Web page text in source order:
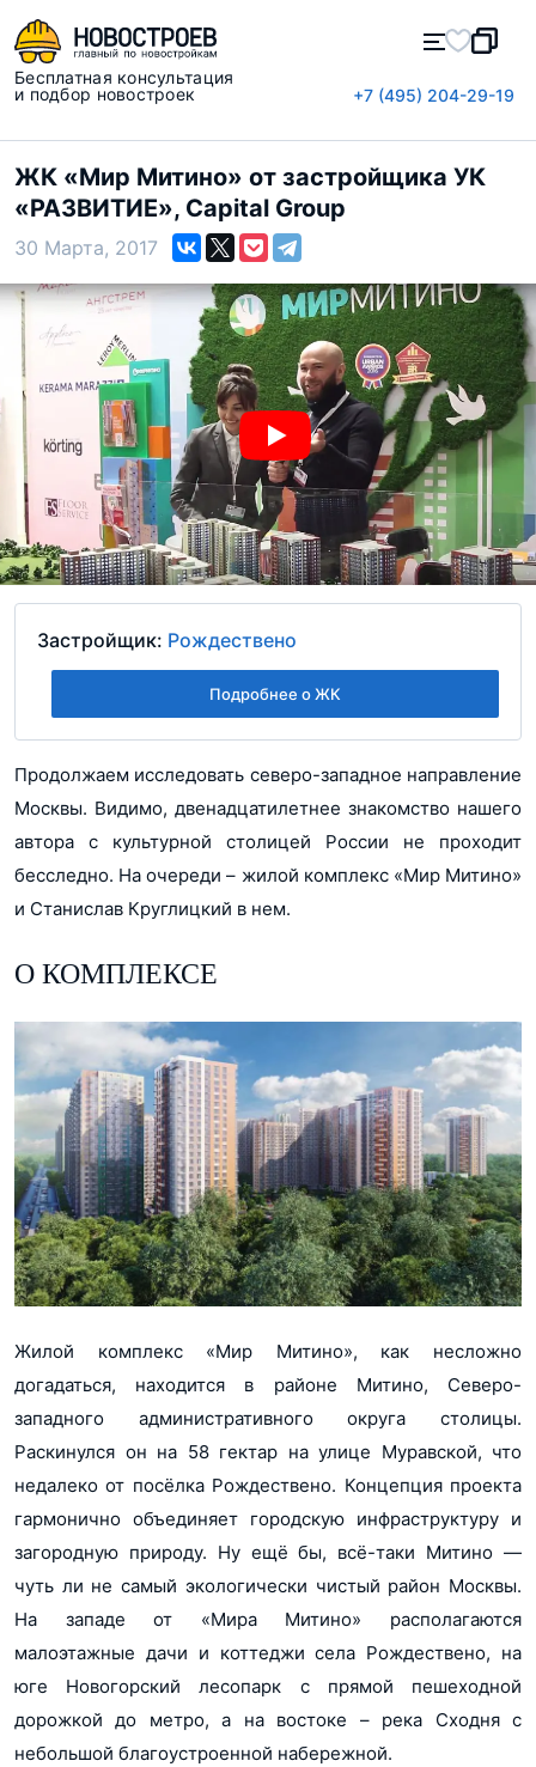
Бесплатная консультация
и подбор новостроек
+7 (495) 204-29-19
ЖК «Мир Митино» от застройщика УК
«РАЗВИТИЕ», Capital Group
30 Марта, 2017
Застройщик: Рождествено
Подробнее о ЖК
Продолжаем исследовать северо-западное направление
Москвы. Видимо, двенадцатилетнее знакомство нашего
автора с культурной столицей России не проходит
бесследно. На очереди – жилой комплекс «Мир Митино»
и Станислав Круглицкий в нем.
О КОМПЛЕКСЕ
Жилой комплекс «Мир Митино», как несложно
догадаться, находится в районе Митино, Северо-
западного административного округа столицы.
Раскинулся он на 58 гектар на улице Муравской, что
недалеко от посёлка Рождествено. Концепция проекта
гармонично объединяет городскую инфраструктуру и
загородную природу. Ну ещё бы, всё-таки Митино —
чуть ли не самый экологически чистый район Москвы.
На западе от «Мира Митино» располагаются
малоэтажные дачи и коттеджи села Рождествено, на
юге Новогорский лесопарк с прямой пешеходной
дорожкой до метро, а на востоке – река Сходня с
небольшой благоустроенной набережной.